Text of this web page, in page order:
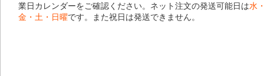
業日カレンダーをご確認ください。ネット注文の発送可能日は水
金・土・日曜です。また祝日は発送できません。